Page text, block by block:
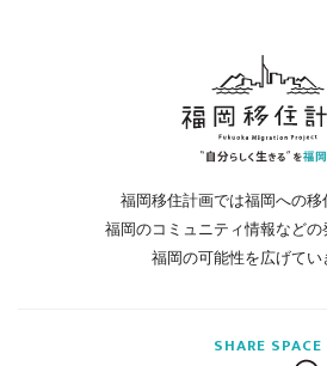
福岡移住計画では福岡への移
福岡のコミュニティ情報などの
福岡の可能性を広げてい
SHARE SPACE